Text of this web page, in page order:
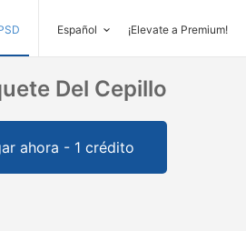
Español ¡Elevate a Premium!
Del Cepillo
ahora - 1 crédito